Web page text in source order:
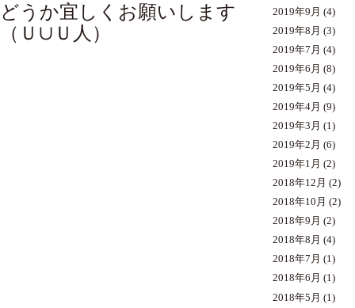
どうか宜しくお願いします
（Ｕ∪Ｕ人）
2019年9月 (4)
2019年8月 (3)
2019年7月 (4)
2019年6月 (8)
2019年5月 (4)
2019年4月 (9)
2019年3月 (1)
2019年2月 (6)
2019年1月 (2)
2018年12月 (2)
2018年10月 (2)
2018年9月 (2)
2018年8月 (4)
2018年7月 (1)
2018年6月 (1)
2018年5月 (1)